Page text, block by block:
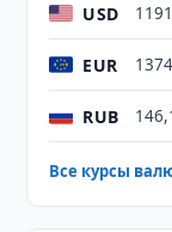
USD
EUR
RUB
Все курсы